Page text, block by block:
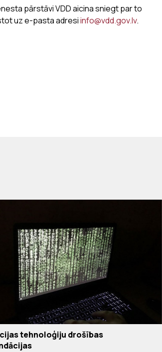
pārstāvi VDD aicina sniegt par to
uz e-pasta adresiinfo@vdd.gov.lv.
tehnoloģiju drošības